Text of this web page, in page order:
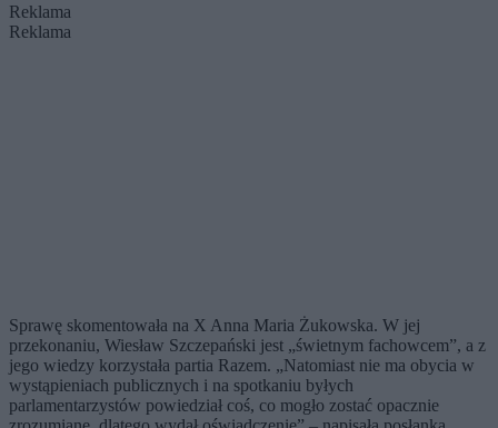
Reklama
Reklama
Sprawę skomentowała na X Anna Maria Żukowska. W jej
przekonaniu, Wiesław Szczepański jest „świetnym fachowcem”, a z
jego wiedzy korzystała partia Razem. „Natomiast nie ma obycia w
wystąpieniach publicznych i na spotkaniu byłych
parlamentarzystów powiedział coś, co mogło zostać opacznie